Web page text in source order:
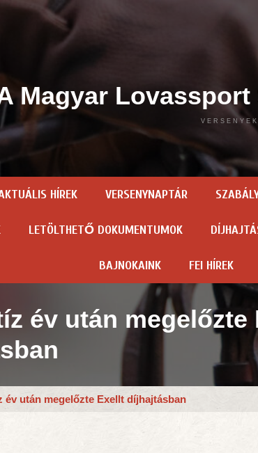
Magyar
HÍREK VERSENYNAPTÁR
LETÖLTHETŐ DOKUMENTUMOK
BAJNOKAINK FEI HÍREK
év után megelőzte
év után megelőzte Exellt díjhajtásban